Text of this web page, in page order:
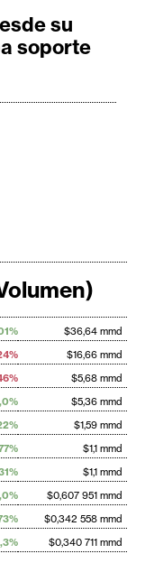
su
soporte
$36,64 mmd
$16,66 mmd
$5,68 mmd
$5,36 mmd
$1,59 mmd
$1,1 mmd
$1,1 mmd
$0,607 951 mmd
$0,342 558 mmd
$0,340 711 mmd